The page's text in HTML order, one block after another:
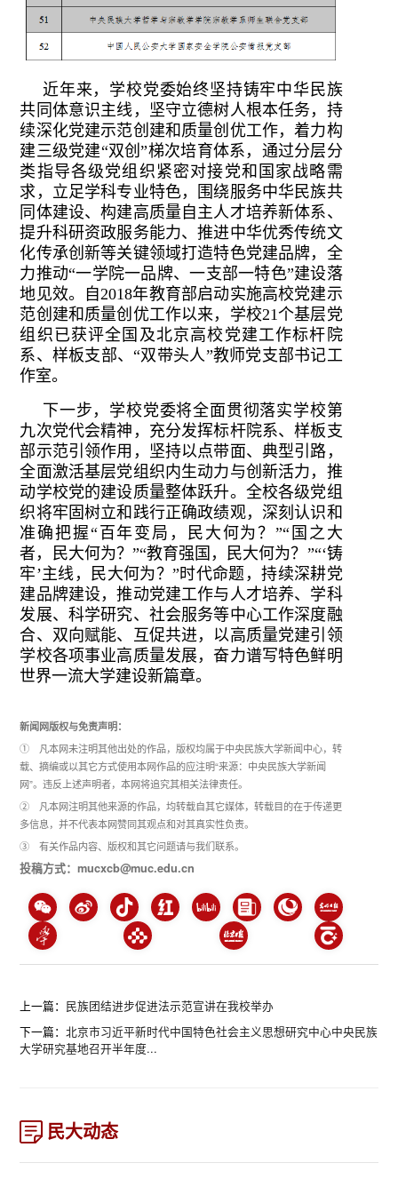
近年来，学校党委始终坚持铸牢中华民族
共同体意识主线，坚守立德树人根本任务，持
续深化党建示范创建和质量创优工作，着力构
建三级党建“双创”梯次培育体系，通过分层分
类指导各级党组织紧密对接党和国家战略需
求，立足学科专业特色，围绕服务中华民族共
同体建设、构建高质量自主人才培养新体系、
提升科研资政服务能力、推进中华优秀传统文
化传承创新等关键领域打造特色党建品牌，全
力推动“一学院一品牌、一支部一特色”建设落
地见效。自2018年教育部启动实施高校党建示
范创建和质量创优工作以来，学校21个基层党
组织已获评全国及北京高校党建工作标杆院
系、样板支部、“双带头人”教师党支部书记工
作室。
下一步，学校党委将全面贯彻落实学校第
九次党代会精神，充分发挥标杆院系、样板支
部示范引领作用，坚持以点带面、典型引路，
全面激活基层党组织内生动力与创新活力，推
动学校党的建设质量整体跃升。全校各级党组
织将牢固树立和践行正确政绩观，深刻认识和
准确把握“百年变局，民大何为？”“国之大
者，民大何为？”“教育强国，民大何为？”“‘铸
牢’主线，民大何为？”时代命题，持续深耕党
建品牌建设，推动党建工作与人才培养、学科
发展、科学研究、社会服务等中心工作深度融
合、双向赋能、互促共进，以高质量党建引领
学校各项事业高质量发展，奋力谱写特色鲜明
世界一流大学建设新篇章。
新闻网版权与免责声明：
① 凡本网未注明其他出处的作品，版权均属于中央民族大学新闻中心，转
载、摘编或以其它方式使用本网作品的应注明“来源：中央民族大学新闻
网”。违反上述声明者，本网将追究其相关法律责任。
② 凡本网注明其他来源的作品，均转载自其它媒体，转载目的在于传递更
多信息，并不代表本网赞同其观点和对其真实性负责。
③ 有关作品内容、版权和其它问题请与我们联系。
投稿方式：mucxcb@muc.edu.cn
上一篇： 民族团结进步促进法示范宣讲在我校举办
下一篇：北京市习近平新时代中国特色社会主义思想研究中心中央民族
大学研究基地召开半年度...
民大动态